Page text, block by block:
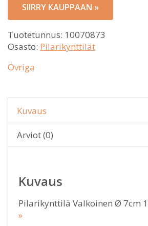
SIIRRY KAUPPAAN »
Tuotetunnus: 10070873
Osasto: Pilarikynttilät
Övriga
Kuvaus
Arviot (0)
Kuvaus
Pilarikynttilä Valkoinen Ø 7cm
»